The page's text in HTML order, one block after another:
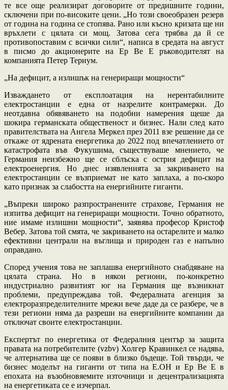
те все още реализират договорите от предишните години,
сключени при по-високите цени. „Но този своеобразен резерв
от година на година се стопява. Рано или късно кризата ще ни
връхлети с цялата си мощ. Затова сега трябва да й се
противопоставим с всички сили“, написа в средата на август
в писмо до акционерите на Ер Ве Е ръководителят на
компанията Петер Териум.
„На дефицит, а излишък на генериращи мощности“
Изваждането от експлоатация на нерентабилните
електростанции е една от назрелите контрамерки. До
неотдавна обявяването на подобни намерения щеше да
шокира германската общественост и бизнес. Нали след като
правителствата на Ангела Меркел през 2011 взе решение да се
откаже от ядрената енергетика до 2022 под впечатлението от
катастрофата във Фукушима, съществуваше мнението, че
Германия неизбежно ще се сблъска с острия дефицит на
електроенергия. Но днес изявленията за закриването на
електростанции се възприемат не като заплаха, а по-скоро
като признак за слабостта на енергийните гиганти.
„Въпреки широко разпространените страхове, Германия не
изпитва дефицит на генериращи мощности. Точно обратното,
ние имаме излишни мощности“, заявява професор Кристоф
Вебер. Затова той смята, че закриването на остарелите и малко
ефективни централи на въглища и природен газ е напълно
оправдано.
Според учения това не заплашва енергийното снабдяване на
цялата страна. Но в някои региони, по-конкретно
индустриално развитият юг на Германия ще възникнат
проблеми, предупреждава той. Федералната агенция за
електроразпределителните мрежи вече даде да се разбере, че в
тези региони няма да разреши на енергийните компании да
отключат своите електростанции.
Експертът по енергетика от Федералния център за защита
правата на потребителите (vzbv) Холгер Кравинкел се надява,
че алтернатива ще се появи в близко бъдеще. Той твърди, че
бизнес моделът на гиганти от типа на Е.ОН и Ер Ве Е в
епохата на възобновяемите източници и децентрализацията
на енергетиката се е изчерпал.